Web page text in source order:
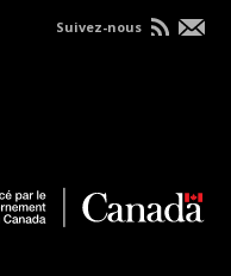
Suivez-nous